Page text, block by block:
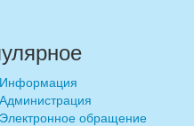
Информация
Администрация
Электронное обращение